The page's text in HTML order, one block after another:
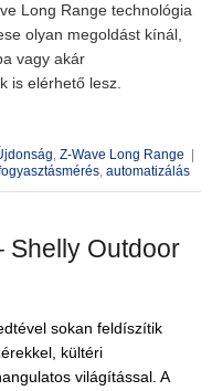
Long Range technológia
olyan megoldást kínál,
vagy akár
is elérhető lesz.
, Z-Wave Long Range
, automatizálás
Shelly Outdoor
sokan feldíszítik
kültéri
világítással. A